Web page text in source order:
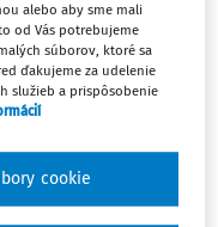
tzv.
preverovania
V nasledujúcom
otázky, ktoré
alebo aby sme mali
od Vás potrebujeme
súborov, ktoré sa
ďakujeme za udelenie
služieb a prispôsobenie
cookie